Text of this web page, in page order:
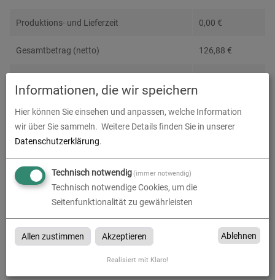
Produktions- und Lieferzeit 0,00 €
Gesamtbetrag (netto) 126,88 €
Datei auswählen
In denWarenkorb
Informationen, die wir speichern
Hier können Sie einsehen und anpassen, welche Information
wir über Sie sammeln. Weitere Details finden Sie in unserer
Datenschutzerklärung.
Technisch notwendig(immer notwendig)
Technisch notwendige Cookies, um die
Seitenfunktionalität zu gewährleisten
Allen zustimmen Akzeptieren Ablehnen
Realisiert mit Klaro!